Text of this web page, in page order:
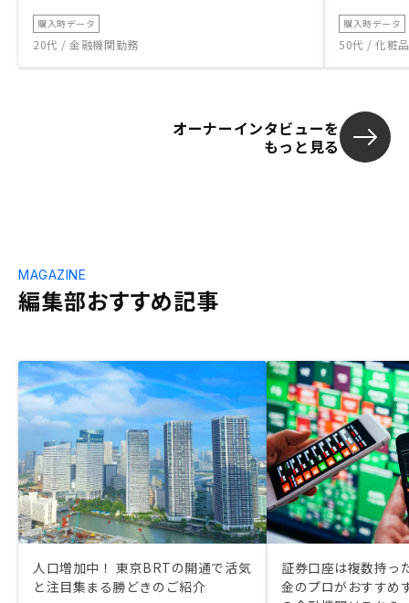
購入時データ
20代 / 金融機関勤務
購入時データ
50代 / 化粧
オーナーインタビューを
もっと見る
編集部おすすめ記事
MAGAZINE
人口増加中！ 東京BRTの開通で活気
と注目集まる勝どきのご紹介
証券口座は複数持っ
金のプロがおすすめ